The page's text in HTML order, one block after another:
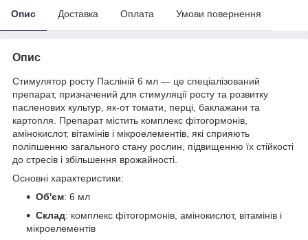
Опис Доставка Оплата Умови повернення
Опис
Стимулятор росту Пасліній 6 мл — це спеціалізований
препарат, призначений для стимуляції росту та розвитку
пасленових культур, як-от томати, перці, баклажани та
картопля. Препарат містить комплекс фітогормонів,
амінокислот, вітамінів і мікроелементів, які сприяють
поліпшенню загального стану рослин, підвищенню їх стійкості
до стресів і збільшення врожайності.
Основні характеристики:
Об'єм: 6 мл
Склад: комплекс фітогормонів, амінокислот, вітамінів і
мікроелементів